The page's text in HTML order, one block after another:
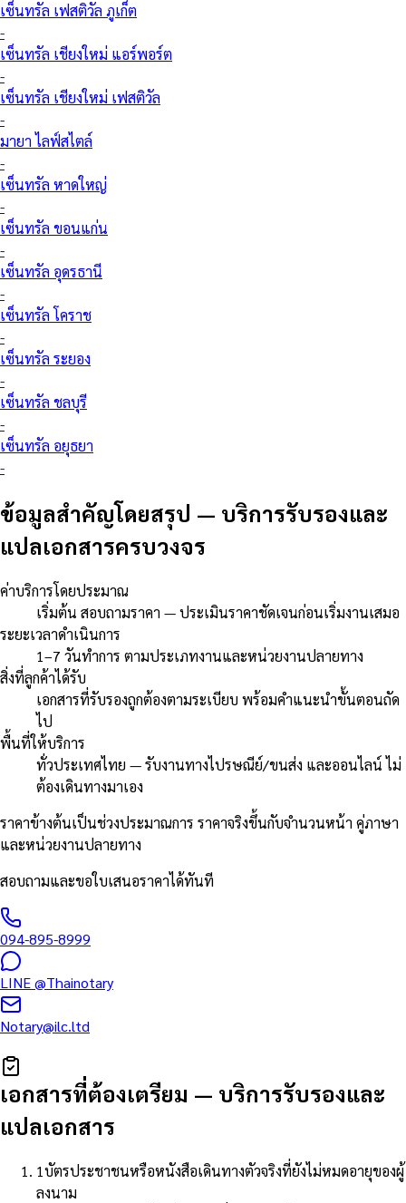
เซ็นทรัล เฟสติวัล ภูเก็ต
-
เซ็นทรัล เชียงใหม่ แอร์พอร์ต
-
เซ็นทรัล เชียงใหม่ เฟสติวัล
-
มายา ไลฟ์สไตล์
-
เซ็นทรัล หาดใหญ่
-
เซ็นทรัล ขอนแก่น
-
เซ็นทรัล อุดรธานี
-
เซ็นทรัล โคราช
-
เซ็นทรัล ระยอง
-
เซ็นทรัล ชลบุรี
-
เซ็นทรัล อยุธยา
-
ข้อมูลสำคัญโดยสรุป — บริการรับรองและ
แปลเอกสารครบวงจร
ค่าบริการโดยประมาณ
เริ่มต้น สอบถามราคา — ประเมินราคาชัดเจนก่อนเริ่มงานเสมอ
ระยะเวลาดำเนินการ
1–7 วันทำการ ตามประเภทงานและหน่วยงานปลายทาง
สิ่งที่ลูกค้าได้รับ
เอกสารที่รับรองถูกต้องตามระเบียบ พร้อมคำแนะนำขั้นตอนถัด
ไป
พื้นที่ให้บริการ
ทั่วประเทศไทย — รับงานทางไปรษณีย์/ขนส่ง และออนไลน์ ไม่
ต้องเดินทางมาเอง
ราคาข้างต้นเป็นช่วงประมาณการ ราคาจริงขึ้นกับจำนวนหน้า คู่ภาษา
และหน่วยงานปลายทาง
สอบถามและขอใบเสนอราคาได้ทันที
094-895-8999
LINE@Thainotary
Notary@ilc.ltd
เอกสารที่ต้องเตรียม — บริการรับรองและ
แปลเอกสาร
1บัตรประชาชนหรือหนังสือเดินทางตัวจริงที่ยังไม่หมดอายุของผู้
ลงนาม